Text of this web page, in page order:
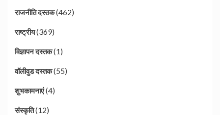
राजनीति दस्तक(462)
राष्ट्रीय(369)
विज्ञापन दस्तक(1)
वॉलीवुड दस्तक(55)
शुभकामनाएं(4)
संस्कृति(12)